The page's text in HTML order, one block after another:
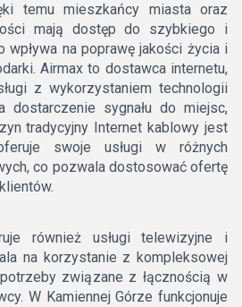
temu mieszkańcy miasta oraz
mają dostęp do szybkiego i
wpływa na poprawę jakości życia i
Airmax to dostawca internetu,
z wykorzystaniem technologii
dostarczenie sygnału do miejsc,
tradycyjny Internet kablowy jest
swoje usługi w różnych
co pozwala dostosować ofertę
również usługi telewizyjne i
na korzystanie z kompleksowej
związane z łącznością w
W Kamiennej Górze funkcjonuje